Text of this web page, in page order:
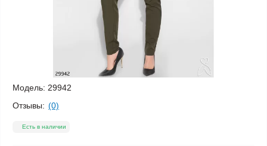
Модель: 29942
Отзывы: (0)
Есть в наличии